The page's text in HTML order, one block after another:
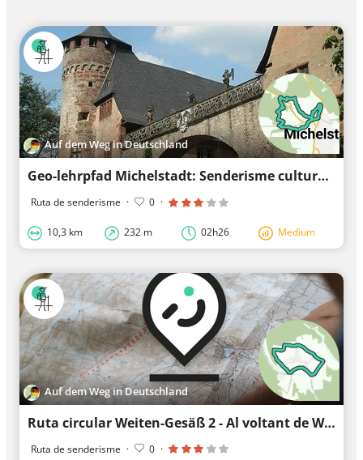
Auf dem Weg in Deutschland
Geo-lehrpfad Michelstadt: Senderisme cultural històric Steinbach
Ruta de senderisme · 0 ·
10,3 km 232 m 02h26 Medium
Auf dem Weg in Deutschland
Ruta circular Weiten-Gesäß 2 - Al voltant de Weiten-Gesäß
Ruta de senderisme · 0 ·